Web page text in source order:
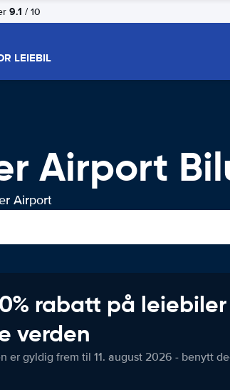
9.1 / 10
LEIEBIL
Airport
Airport
rabatt på leiebiler
verden
er gyldig frem til 11. august 2026 - benytt